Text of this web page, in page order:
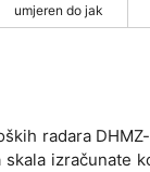
umjeren do jak
radara
izračunate